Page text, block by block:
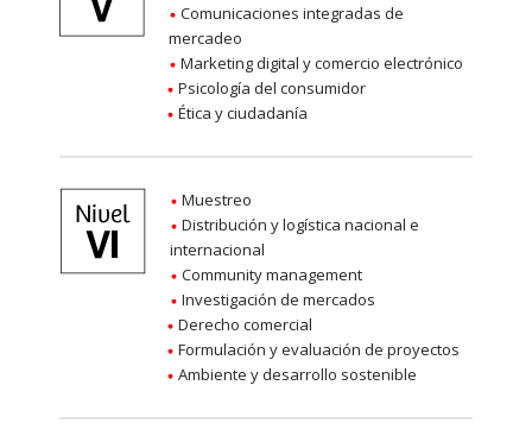
Comunicaciones integradas de
mercadeo
Marketing digital y comercio electrónico
Psicología del consumidor
Ética y ciudadanía
Muestreo
Distribución y logística nacional e
internacional
Community management
Investigación de mercados
Derecho comercial
Formulación y evaluación de proyectos
Ambiente y desarrollo sostenible